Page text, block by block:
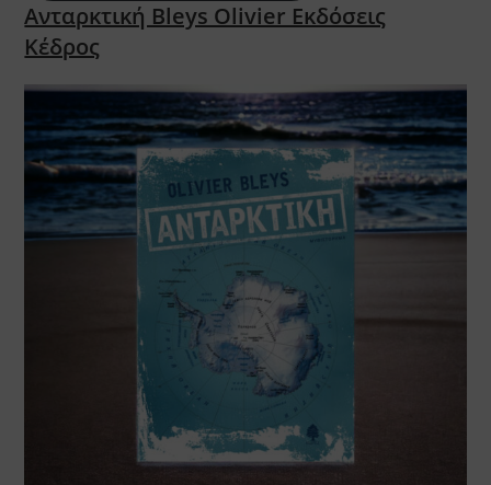
Ανταρκτική Bleys Olivier Εκδόσεις
Κέδρος